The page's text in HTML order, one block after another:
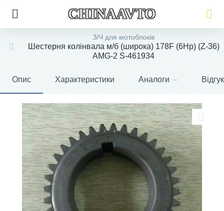
CHINAAVTO
З/Ч для мотоблоків
Шестерня колінвала м/б (широка) 178F (6Hp) (Z-36)
AMG-2 S-461934
Опис Характеристики Аналоги